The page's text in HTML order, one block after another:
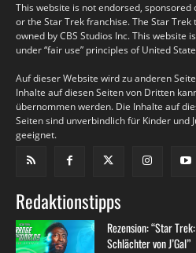
This website is not endorsed, sponsored
or the Star Trek franchise. The Star
owned by CBS Studios Inc. This website
under “fair use” principles of United
Auf dieser Website wird zu anderen
Inhalte auf diesen Seiten von Dritten
übernommen werden. Die Inhalte auf
Seiten sind unverbindlich für Kinder und
geeignet.
Redaktionstipps
Rezension: “Star
Schlächter von J’Gal”